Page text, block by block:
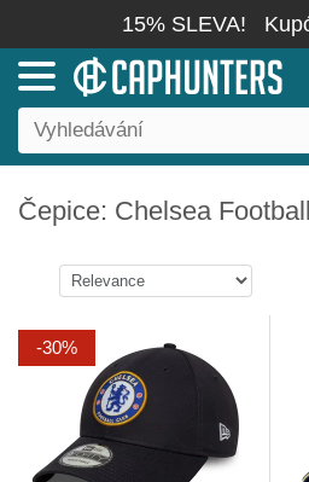
15% SLEVA!
Čepice: Chelsea
-30%